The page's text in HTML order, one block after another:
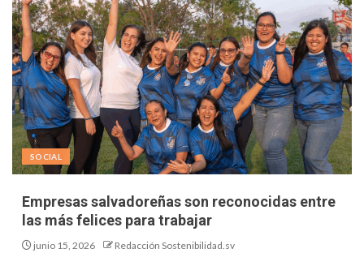
SOCIAL
Empresas salvadoreñas son reconocidas entre
las más felices para trabajar
junio 15, 2026 Redacción Sostenibilidad.sv